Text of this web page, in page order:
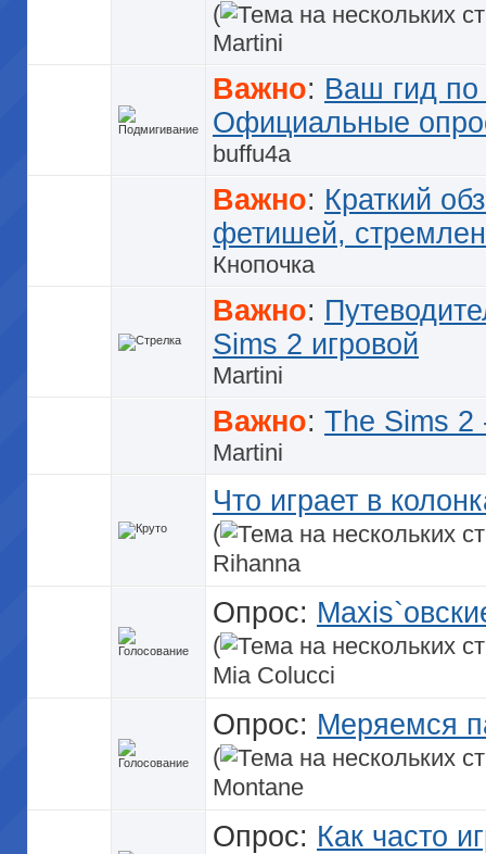
(
Martini
Важно: Ваш гид по
Официальные
buffu4a
Важно: Краткий
фетишей,
Кнопочка
Важно:
Sims 2 игровой
Martini
Важно: The Sims 2
Martini
Что играет в
(
Rihanna
Опрос:
(
Mia Colucci
Опрос: Меряемся
(
Montane
Опрос: Как часто